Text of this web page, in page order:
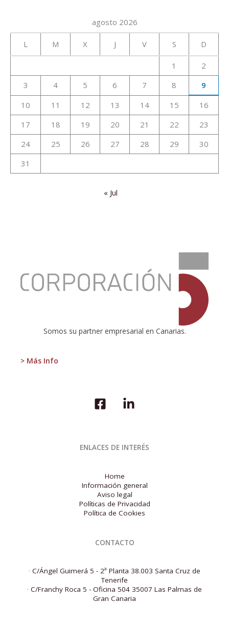
agosto 2026
L M X J V S D
1
2
3
4 5 6 7 8
9
10
11 12 13 14 15
16
17
18 19 20 21 22
23
24
25 26 27 28 29
30
31
« Jul
Somos su partner empresarial en Canarias.
> Más Info
mañana
ya
ENLACES DE INTERÉS
Home
Información general
Aviso legal
Políticas de Privacidad
Política de Cookies
CONTACTO
· C/Ángel Guimerá 5 - 2ª Planta 38.003 Santa Cruz de
Tenerife
· C/Franchy Roca 5 - Oficina 504 35007 Las Palmas de
Gran Canaria